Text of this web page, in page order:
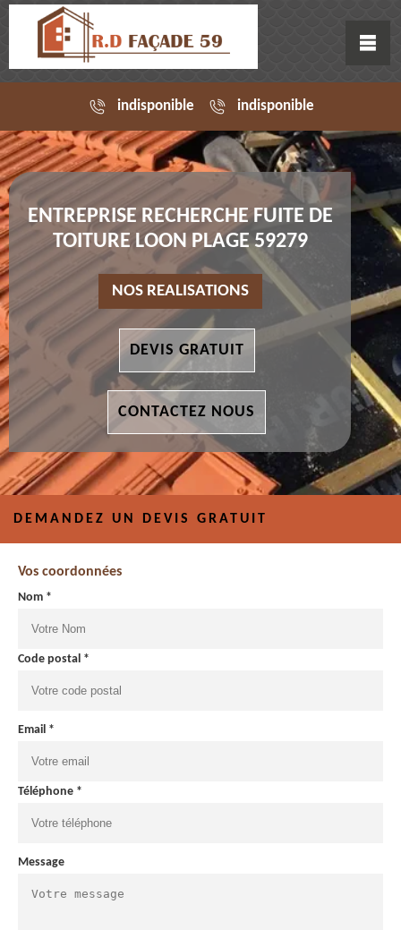
indisponible indisponible
ENTREPRISE RECHERCHE FUITE DE
TOITURE LOON PLAGE 59279
NOS REALISATIONS
DEVIS GRATUIT
CONTACTEZ NOUS
DEMANDEZ UN DEVIS GRATUIT
Vos coordonnées
Nom *
Code postal *
Email *
Téléphone *
Message